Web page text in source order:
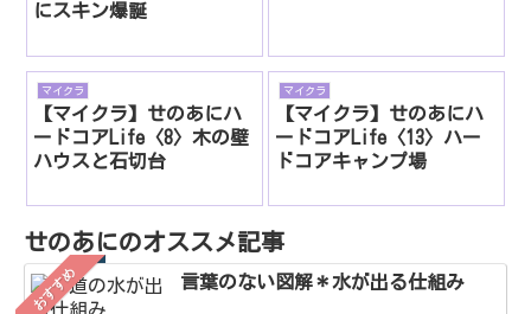
にスキン爆誕
マイクラ
【マイクラ】せのあにハ
ードコアLife〈8〉木の壁
ハウスと石切台
マイクラ
【マイクラ】せのあにハ
ードコアLife〈13〉ハー
ドコアキャンプ場
せのあにのオススメ記事
おすすめ 言葉のない図解＊水が出る仕組み